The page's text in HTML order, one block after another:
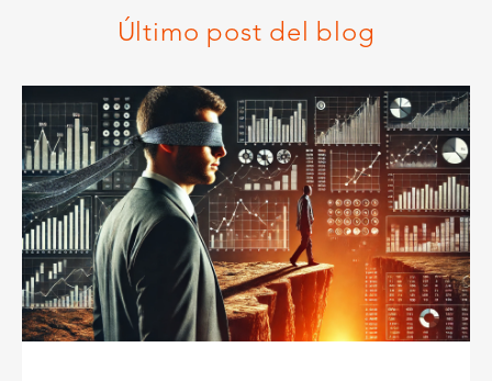
Último post del blog